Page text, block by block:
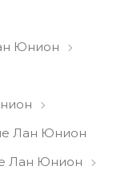
Юнион
Лан Юнион
Лан Юнион